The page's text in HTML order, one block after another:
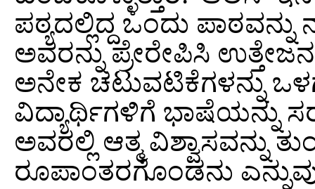
ಪಠ್ಯದಲ್ಲಿದ್ದ ಒಂದು
ಅವರನ್ನು ಪ್ರೇರೇಪಿಸಿ
ಅನೇಕ ಚಟುವಟಿಕೆಗಳನ್ನು
ವಿದ್ಯಾರ್ಥಿಗಳಿಗೆ ಭಾಷೆಯನ್ನು
ಅವರಲ್ಲಿ ಆತ್ಮ ವಿಶ್ವಾಸವನ್ನು
ರೂಪಾಂತರಗೊಂಡನು